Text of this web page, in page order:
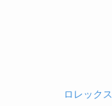
ロレックス